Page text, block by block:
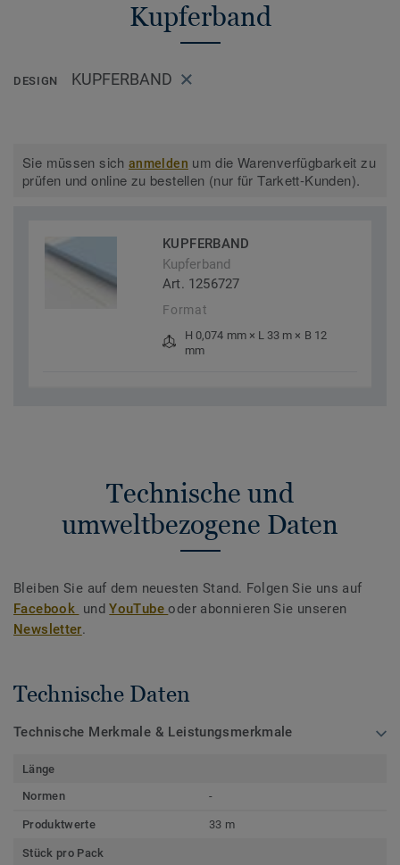
Kupferband
DESIGN KUPFERBAND
Sie müssen sichanmelden um die Warenverfügbarkeit zu
prüfen und online zu bestellen (nur für Tarkett-Kunden).
KUPFERBAND
Kupferband
Art. 1256727
Format
H 0,074 mm × L 33 m × B 12
mm
Technische und
umweltbezogene Daten
Bleiben Sie auf dem neuesten Stand. Folgen Sie uns auf
Facebook undYouTubeoder abonnieren Sie unseren
Newsletter.
Technische Daten
Technische Merkmale & Leistungsmerkmale
Länge
Normen
-
Produktwerte 33 m
Stück pro Pack